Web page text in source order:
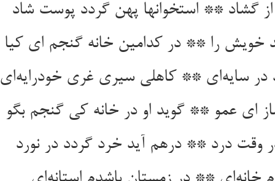
از گشاد ** استخوانها پهن گردد پوست شاد
خویش را ** در کدامین خانه گنجم ای کیا
در سایه‌ای ** کاهلی سیری غری خودرایه‌ای
ای عمو ** گوید او در خانه کی گنجم بگو
وقت درد ** درهم آید خرد گردد در نورد